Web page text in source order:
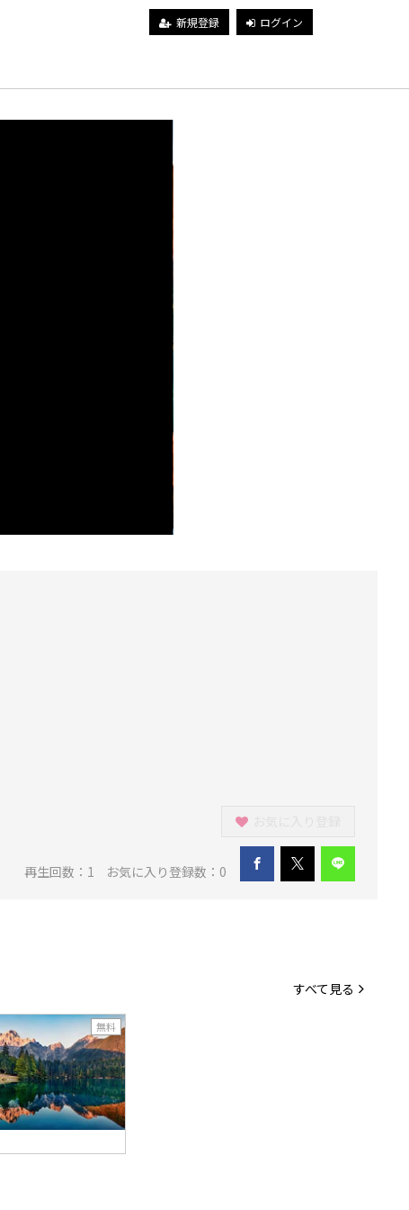
新規登録 ログイン
再生回数： 1 お気に入り登録数：0
すべて見る
無料